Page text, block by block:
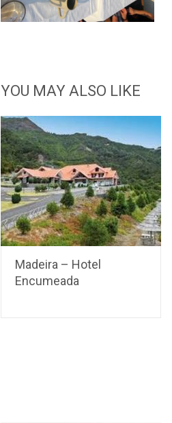
YOU MAY ALSO LIKE
Madeira – Hotel
Encumeada